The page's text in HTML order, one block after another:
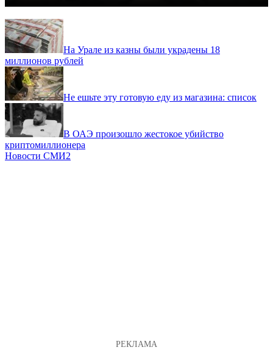
На Урале из казны были украдены 18
миллионов рублей
Не ешьте эту готовую еду из магазина: список
В ОАЭ произошло жестокое убийство
криптомиллионера
Новости СМИ2